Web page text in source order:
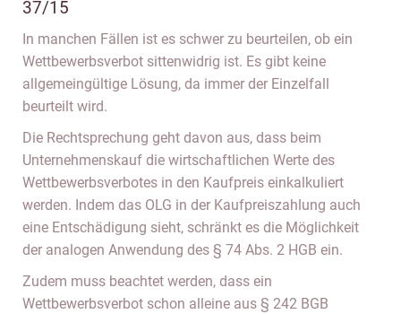
37/15
In manchen Fällen ist es schwer zu beurteilen, ob ein
Wettbewerbsverbot sittenwidrig ist. Es gibt keine
allgemeingültige Lösung, da immer der Einzelfall
beurteilt wird.
Die Rechtsprechung geht davon aus, dass beim
Unternehmenskauf die wirtschaftlichen Werte des
Wettbewerbsverbotes in den Kaufpreis einkalkuliert
werden. Indem das OLG in der Kaufpreiszahlung auch
eine Entschädigung sieht, schränkt es die Möglichkeit
der analogen Anwendung des § 74 Abs. 2 HGB ein.
Zudem muss beachtet werden, dass ein
Wettbewerbsverbot schon alleine aus § 242 BGB